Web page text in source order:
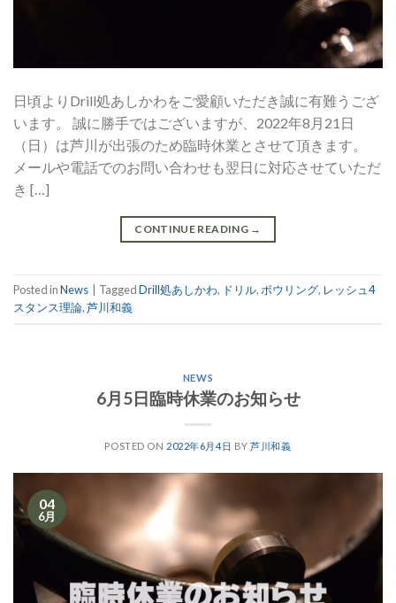
日頃よりDrill処あしかわをご愛顧いただき誠に有難うござ
います。 誠に勝手ではございますが、2022年8月21日
（日）は芦川が出張のため臨時休業とさせて頂きます。
メールや電話でのお問い合わせも翌日に対応させていただ
き […]
CONTINUE READING →
Posted inNews TaggedDrill処あしかわ, ドリル,ボウリング, レッシュ4
スタンス理論,芦川和義
NEWS
6月5日臨時休業のお知らせ
POSTED ON 2022年6月4日 BY芦川和義
04
6月